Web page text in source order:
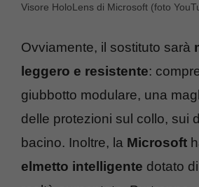
Visore HoloLens di Microsoft (foto
Ovviamente, il sostituto sarà
leggero e resistente:
giubbotto modulare, una
delle protezioni sul collo, sui
bacino. Inoltre, la Microsoft
elmetto intelligente dotato